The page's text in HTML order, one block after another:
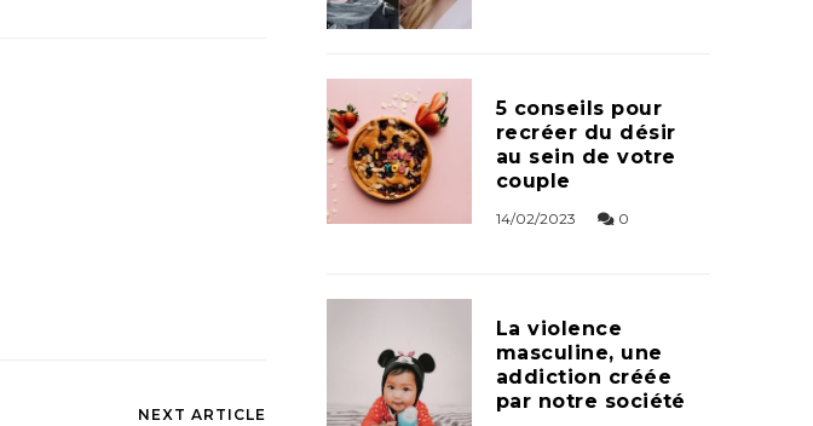
NEXT ARTICLE
5 conseils pour
recréer du désir
au sein de votre
couple
14/02/2023 0
La violence
masculine, une
addiction créée
par notre société